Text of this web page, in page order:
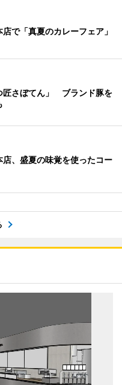
で「真夏のカレーフェア」
匠さぼてん」 ブランド豚を
、盛夏の味覚を使ったコー